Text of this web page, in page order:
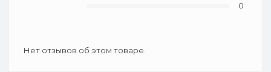
0
Нет отзывов об этом товаре.